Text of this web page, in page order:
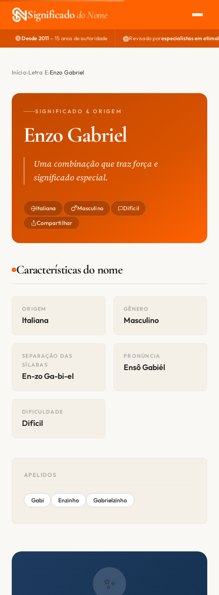
Significadodo Nome
EXPLORAR
NOME PERFEITO
Desde 2011— 15 anos de autoridade Revisado porespecialistas em
Início Letra E Enzo Gabriel
SIGNIFICADO & ORIGEM
Enzo Gabriel
Uma combinação que traz força e
significado especial.
Italiana Masculino Difícil
Compartilhar
Características do nome
ORIGEM
Italiana
GÊNERO
Masculino
SEPARAÇÃO DAS
SÍLABAS
En-zo Ga-bi-el
PRONÚNCIA
Ensô Gabiél
DIFICULDADE
Difícil
APELIDOS
Gabi Enzinho Gabrielzinho
✨